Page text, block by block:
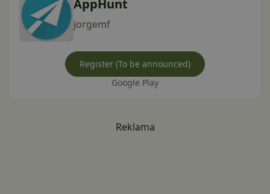
AppHunt
jorgemf
Register (To be announced)
Google Play
Reklama